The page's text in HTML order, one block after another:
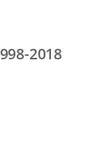
2018